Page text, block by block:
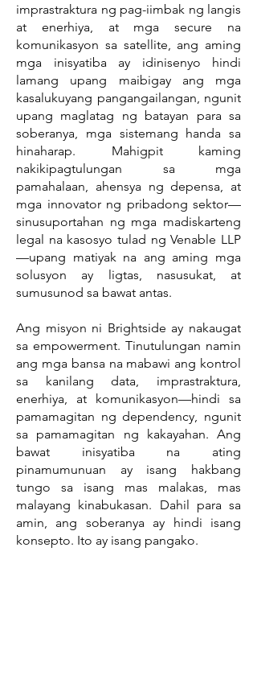
imprastraktura ng pag-iimbak ng langis
at enerhiya, at mga secure na
komunikasyon sa satellite, ang aming
mga inisyatiba ay idinisenyo hindi
lamang upang maibigay ang mga
kasalukuyang pangangailangan, ngunit
upang maglatag ng batayan para sa
soberanya, mga sistemang handa sa
hinaharap. Mahigpit kaming
nakikipagtulungan sa mga
pamahalaan, ahensya ng depensa, at
mga innovator ng pribadong sektor—
sinusuportahan ng mga madiskarteng
legal na kasosyo tulad ng Venable LLP
—upang matiyak na ang aming mga
solusyon ay ligtas, nasusukat, at
sumusunod sa bawat antas.
Ang misyon ni Brightside ay nakaugat
sa empowerment. Tinutulungan namin
ang mga bansa na mabawi ang kontrol
sa kanilang data, imprastraktura,
enerhiya, at komunikasyon—hindi sa
pamamagitan ng dependency, ngunit
sa pamamagitan ng kakayahan. Ang
bawat inisyatiba na ating
pinamumunuan ay isang hakbang
tungo sa isang mas malakas, mas
malayang kinabukasan. Dahil para sa
amin, ang soberanya ay hindi isang
konsepto. Ito ay isang pangako.